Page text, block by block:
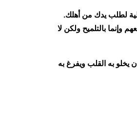
لطلب يدك من أهلك.
وإنما بالتلميح ولكن لا
به القلب ويفرغ به